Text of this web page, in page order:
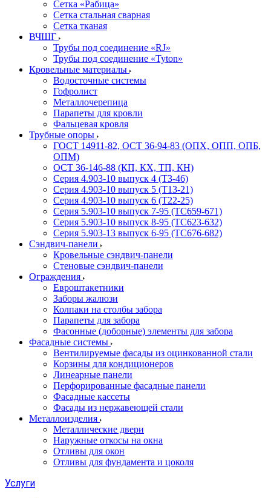
Сетка «Рабица»
Сетка стальная сварная
Сетка тканая
ВЧШГ
Трубы под соединение «RJ»
Трубы под соединение «Tyton»
Кровельные материалы
Водосточные системы
Гофролист
Металлочерепица
Парапеты для кровли
Фальцевая кровля
Трубные опоры
ГОСТ 14911-82, ОСТ 36-94-83 (ОПХ, ОПП, ОПБ,
ОПМ)
ОСТ 36-146-88 (КП, КХ, ТП, КН)
Серия 4.903-10 выпуск 4 (Т3-46)
Серия 4.903-10 выпуск 5 (Т13-21)
Серия 4.903-10 выпуск 6 (Т22-25)
Серия 5.903-10 выпуск 7-95 (ТС659-671)
Серия 5.903-10 выпуск 8-95 (ТС623-632)
Серия 5.903-13 выпуск 6-95 (ТС676-682)
Сэндвич-панели
Кровельные сэндвич-панели
Стеновые сэндвич-панели
Ограждения
Евроштакетники
Заборы жалюзи
Колпаки на столбы забора
Парапеты для забора
Фасонные (доборные) элементы для забора
Фасадные системы
Вентилируемые фасады из оцинкованной стали
Корзины для кондиционеров
Линеарные панели
Перфорированные фасадные панели
Фасадные кассеты
Фасады из нержавеющей стали
Металлоизделия
Металлические двери
Наружные откосы на окна
Отливы для окон
Отливы для фундамента и цоколя
Услуги